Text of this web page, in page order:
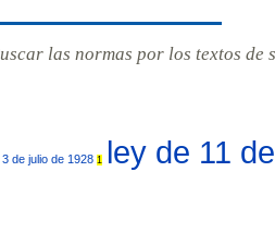
las normas por los textos de
de julio de 1928 1 ley de 11